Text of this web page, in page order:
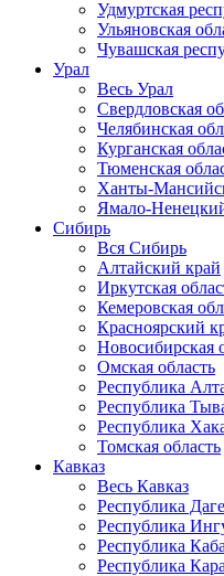
Удмуртская
Ульяновская
Чувашская
Урал
Весь Урал
Свердловская
Челябинская
Курганская
Тюменская
Ханты-
Ямало-
Сибирь
Вся Сибирь
Алтайский край
Иркутская
Кемеровская
Красноярский
Новосибирская
Омская область
Республика
Республика
Республика
Томская область
Кавказ
Весь Кавказ
Республика
Республика
Республика
Республика